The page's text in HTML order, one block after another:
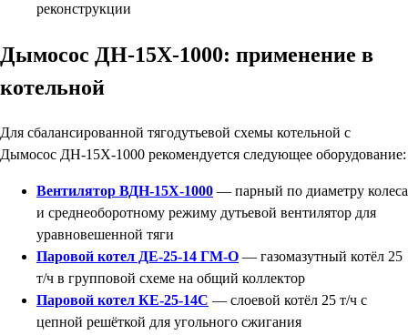
реконструкции
Дымосос ДН-15Х-1000: применение в
котельной
Для сбалансированной тягодутьевой схемы котельной с
Дымосос ДН-15Х-1000 рекомендуется следующее оборудование:
Вентилятор ВДН-15Х-1000 — парный по диаметру колеса
и среднеоборотному режиму дутьевой вентилятор для
уравновешенной тяги
Паровой котел ДЕ-25-14 ГМ-О — газомазутный котёл 25
т/ч в групповой схеме на общий коллектор
Паровой котел КЕ-25-14С — слоевой котёл 25 т/ч с
цепной решёткой для угольного сжигания